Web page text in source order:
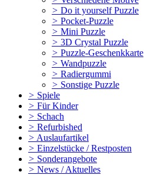
> Do it yourself Puzzle
> Pocket-Puzzle
> Mini Puzzle
> 3D Crystal Puzzle
> Puzzle-Geschenkkarte
> Wandpuzzle
> Radiergummi
> Sonstige Puzzle
> Spiele
> Für Kinder
> Schach
> Refurbished
> Auslaufartikel
> Einzelstücke / Restposten
> Sonderangebote
> News / Aktuelles